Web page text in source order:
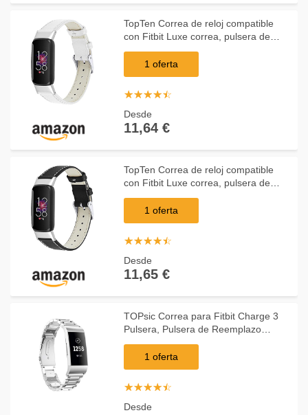
TopTen Correa de reloj compatible
con Fitbit Luxe correa, pulsera de
cuero ajustable, accesorios de
repuesto, Silicona,
1 oferta
☆☆☆☆☆
★★★★★
Desde
11,64 €
TopTen Correa de reloj compatible
con Fitbit Luxe correa, pulsera de
cuero ajustable, accesorios de
repuesto, Silicona,
1 oferta
☆☆☆☆☆
★★★★★
Desde
11,65 €
TOPsic Correa para Fitbit Charge 3
Pulsera, Pulsera de Reemplazo
Ajustable Acero Inoxidable Banda
Compatible con Fitbit Charge 3 para
Mujeres y Hombre
1 oferta
☆☆☆☆☆
★★★★★
Desde